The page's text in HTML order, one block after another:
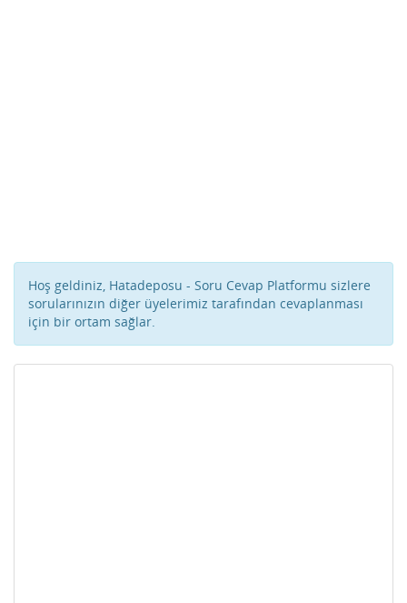
Hoş geldiniz, Hatadeposu - Soru Cevap Platformu sizlere
sorularınızın diğer üyelerimiz tarafından cevaplanması
için bir ortam sağlar.